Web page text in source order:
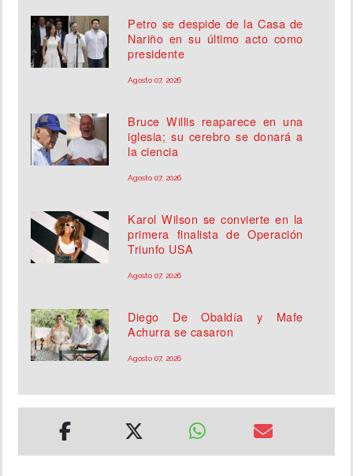
Petro se despide de la Casa de
Nariño en su último acto como
presidente
Agosto 07, 2026
Bruce Willis reaparece en una
iglesia; su cerebro se donará a
la ciencia
Agosto 07, 2026
Karol Wilson se convierte en la
primera finalista de Operación
Triunfo USA
Agosto 07, 2026
Diego De Obaldía y Mafe
Achurra se casaron
Agosto 07, 2026